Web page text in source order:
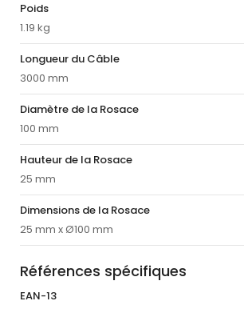
Poids
1.19 kg
Longueur du Câble
3000 mm
Diamètre de la Rosace
100 mm
Hauteur de la Rosace
25 mm
Dimensions de la Rosace
25 mm x Ø100 mm
Références spécifiques
EAN-13